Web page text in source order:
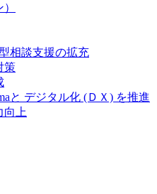
相談支援の拡充
策
と デジタル化 (ＤＸ) を推進
向上